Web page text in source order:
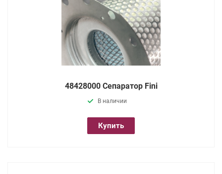
48428000 Сепаратор Fini
В наличии
Купить